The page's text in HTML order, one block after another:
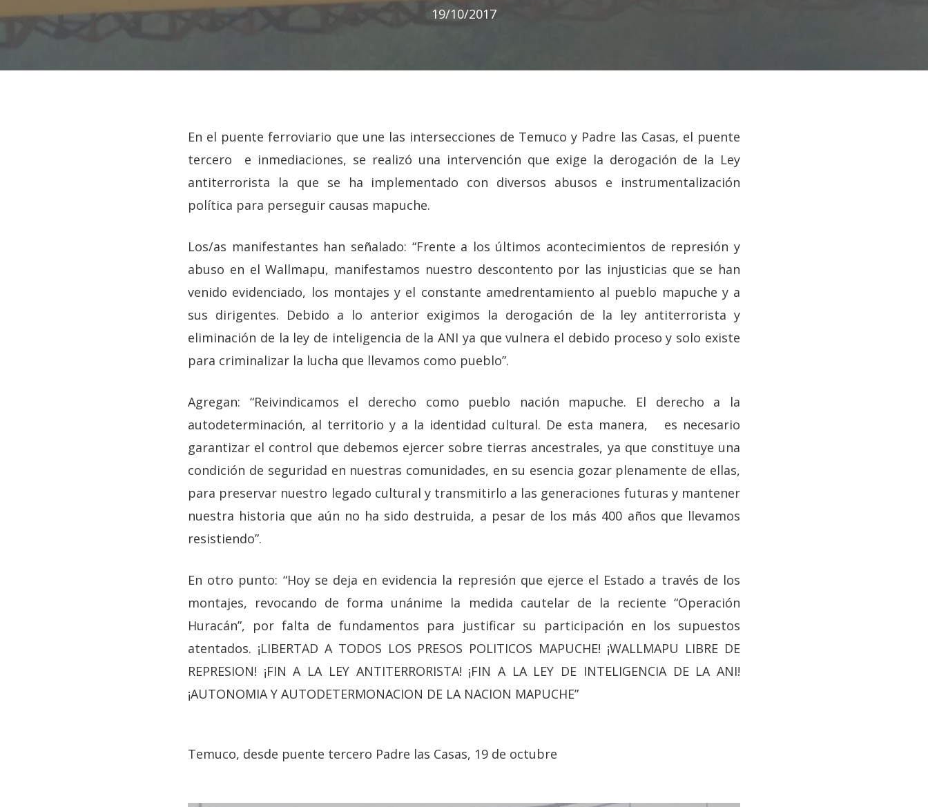
Hit enter to search or ESC to close
19/10/2017
En el puente ferroviario que une las intersecciones de Temuco y Padre las Casas, el puente
tercero e inmediaciones, se realizó una intervención que exige la derogación de la Ley
antiterrorista la que se ha implementado con diversos abusos e instrumentalización
política para perseguir causas mapuche.
Los/as manifestantes han señalado: “Frente a los últimos acontecimientos de represión y
abuso en el Wallmapu, manifestamos nuestro descontento por las injusticias que se han
venido evidenciado, los montajes y el constante amedrentamiento al pueblo mapuche y a
sus dirigentes. Debido a lo anterior exigimos la derogación de la ley antiterrorista y
eliminación de la ley de inteligencia de la ANI ya que vulnera el debido proceso y solo existe
para criminalizar la lucha que llevamos como pueblo”.
Agregan: “Reivindicamos el derecho como pueblo nación mapuche. El derecho a la
autodeterminación, al territorio y a la identidad cultural. De esta manera, es necesario
garantizar el control que debemos ejercer sobre tierras ancestrales, ya que constituye una
condición de seguridad en nuestras comunidades, en su esencia gozar plenamente de ellas,
para preservar nuestro legado cultural y transmitirlo a las generaciones futuras y mantener
nuestra historia que aún no ha sido destruida, a pesar de los más 400 años que llevamos
resistiendo”.
En otro punto: “Hoy se deja en evidencia la represión que ejerce el Estado a través de los
montajes, revocando de forma unánime la medida cautelar de la reciente “Operación
Huracán”, por falta de fundamentos para justificar su participación en los supuestos
atentados. ¡LIBERTAD A TODOS LOS PRESOS POLITICOS MAPUCHE! ¡WALLMAPU LIBRE DE
REPRESION! ¡FIN A LA LEY ANTITERRORISTA! ¡FIN A LA LEY DE INTELIGENCIA DE LA ANI!
¡AUTONOMIA Y AUTODETERMONACION DE LA NACION MAPUCHE”
Temuco, desde puente tercero Padre las Casas, 19 de octubre